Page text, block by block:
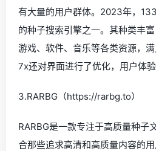
有大量的用户群体。2023年，
的种子搜索引擎之一。其种类丰富
游戏、软件、音乐等各类资源，
7x还对界面进行了优化，用户体验
3.RARBG（https://rarbg.to）
RARBG是一款专注于高质量种子
合那些追求高清和高质量内容的